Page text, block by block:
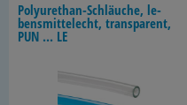
Polyurethan-​Schläuche, le­
bens­mit­tel­echt, trans­pa­rent,
PUN ... LE